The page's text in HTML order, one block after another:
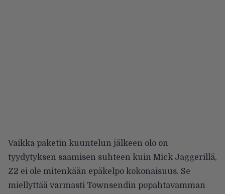
Vaikka paketin kuuntelun jälkeen olo on
tyydytyksen saamisen suhteen kuin Mick Jaggerillä,
Z2 ei ole mitenkään epäkelpo kokonaisuus. Se
miellyttää varmasti Townsendin popahtavamman